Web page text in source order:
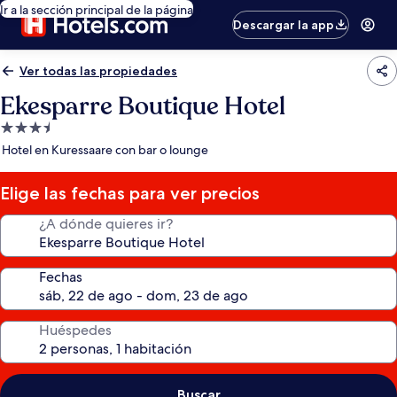
Ir a la sección principal de la página
Descargar la app
Ver todas las propiedades
Ekesparre Boutique Hotel
Propiedad
de
estrellas
Hotel en Kuressaare con bar o lounge
Elige las fechas para ver precios
¿A dónde quieres ir?
Fechas
Huéspedes